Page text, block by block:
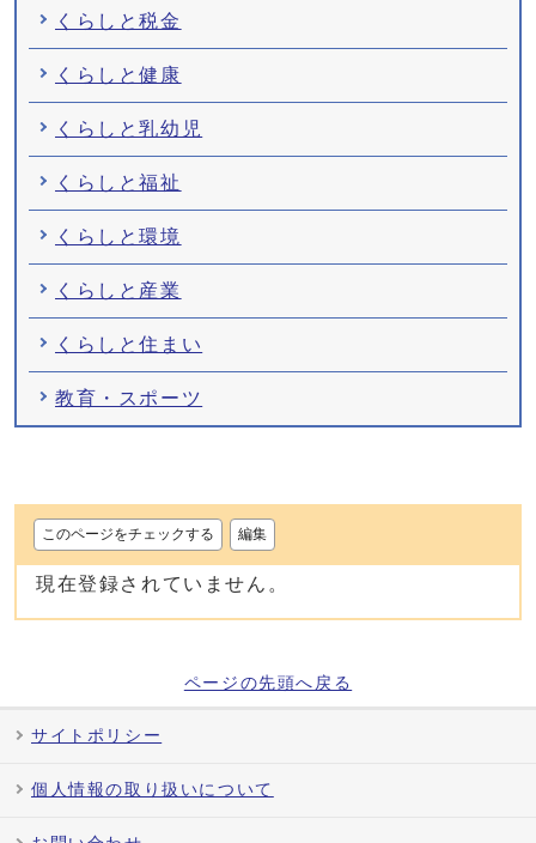
くらしと税金
くらしと健康
くらしと乳幼児
くらしと福祉
くらしと環境
くらしと産業
くらしと住まい
教育・スポーツ
このページをチェックする 編集
現在登録されていません。
ページの先頭へ戻る
サイトポリシー
個人情報の取り扱いについて